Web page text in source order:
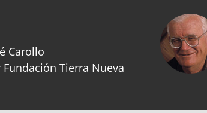
Carollo
Fundación Tierra Nueva